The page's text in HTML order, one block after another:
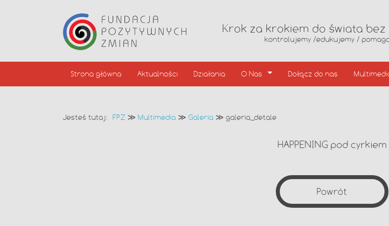
Krok za krokiem do świata
kontrolujemy /edukujemy /
Strona główna Aktualności Działania O Nas Dołącz do nas
Jesteś tutaj: FPZ ≫ Multimedia ≫ Galeria ≫ galeria_detale
HAPPENING pod cyrkiem
Powrót